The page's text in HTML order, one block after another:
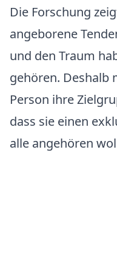
Die Forschung
angeborene
und den Traum
gehören. Deshalb
Person ihre
dass sie einen
alle angehören